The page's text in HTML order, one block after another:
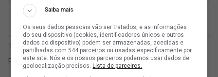
Saiba mais
Os seus dados pessoais vão ser tratados, e as informações
do seu dispositivo (cookies, identificadores únicos e outros
dados do dispositivo) podem ser armazenadas, acedidas e
partilhadas com 544 parceiros ou usadas especificamente por
este site. Nós e os nossos parceiros podemos usar dados de
geolocalização precisos. Lista de parceiros.